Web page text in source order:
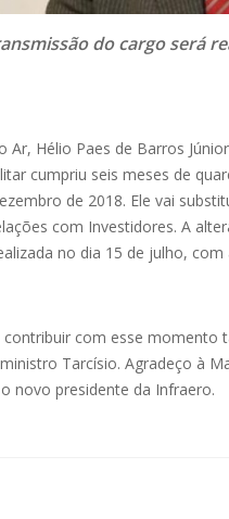
do cargo será
Ar, Hélio Paes de Barros
cumpriu seis meses de
de 2018. Ele vai
com Investidores. A
no dia 15 de julho,
com esse momento
Tarcísio. Agradeço à
novo presidente da Infraero.